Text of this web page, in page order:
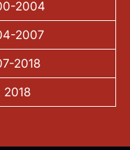
2004
2007
2018
2018